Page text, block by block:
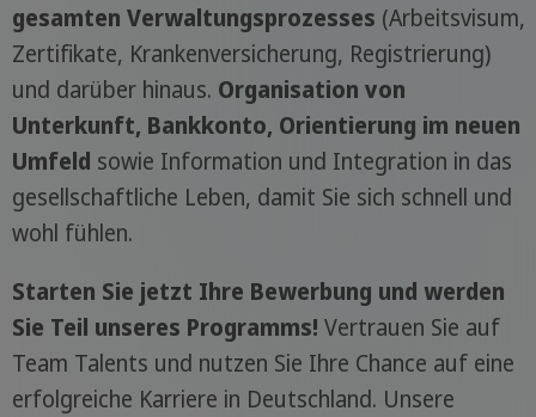
gesamten Verwaltungsprozesses (Arbeitsvisum,
Zertifikate, Krankenversicherung, Registrierung)
und darüber hinaus. Organisation von
Unterkunft, Bankkonto, Orientierung im neuen
Umfeld sowie Information und Integration in das
gesellschaftliche Leben, damit Sie sich schnell und
wohl fühlen.
Starten Sie jetzt Ihre Bewerbung und werden
Sie Teil unseres Programms! Vertrauen Sie auf
Team Talents und nutzen Sie Ihre Chance auf eine
erfolgreiche Karriere in Deutschland. Unsere